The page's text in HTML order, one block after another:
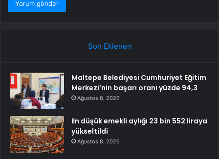
Son Eklenen
Maltepe Belediyesi Cumhuriyet Eğitim
Merkezi’nin başarı oranı yüzde 94,3
Ağustos 8, 2026
En düşük emekli aylığı 23 bin 552 liraya
yükseltildi
Ağustos 8, 2026